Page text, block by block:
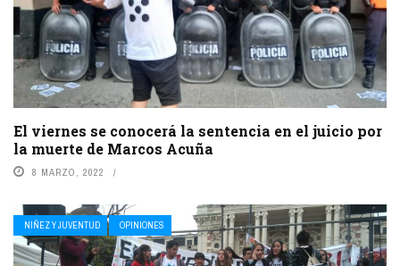
El viernes se conocerá la sentencia en el juicio por
la muerte de Marcos Acuña
8 MARZO, 2022
NIÑEZ Y JUVENTUD OPINIONES